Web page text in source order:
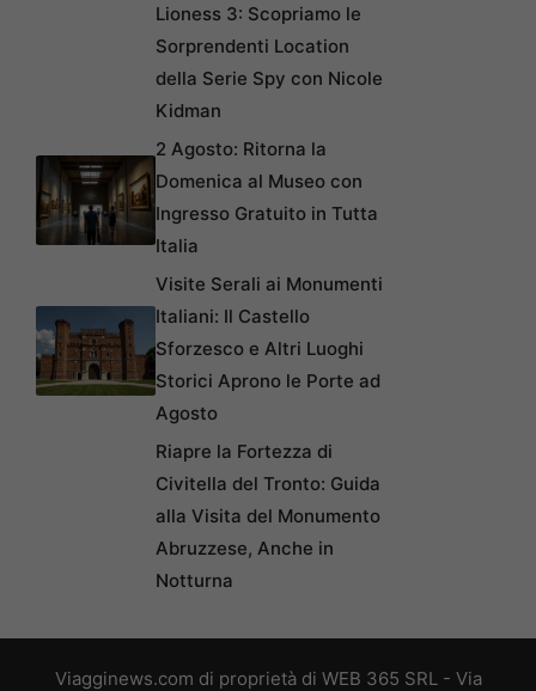
Lioness 3: Scopriamo le
Sorprendenti Location
della Serie Spy con Nicole
Kidman
2 Agosto: Ritorna la
Domenica al Museo con
Ingresso Gratuito in Tutta
Italia
Visite Serali ai Monumenti
Italiani: Il Castello
Sforzesco e Altri Luoghi
Storici Aprono le Porte ad
Agosto
Riapre la Fortezza di
Civitella del Tronto: Guida
alla Visita del Monumento
Abruzzese, Anche in
Notturna
Viagginews.com di proprietà di WEB 365 SRL - Via